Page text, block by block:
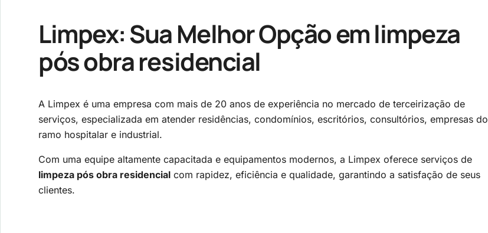
Limpex: Sua Melhor Opção emlimpeza
pós obra residencial
A Limpex é uma empresa com mais de 20 anos de experiência no mercado de terceirização de
serviços, especializada em atender residências, condomínios, escritórios, consultórios, empresas do
ramo hospitalar e industrial.
Com uma equipe altamente capacitada e equipamentos modernos, a Limpex oferece serviços de
limpeza pós obra residencial com rapidez, eficiência e qualidade, garantindo a satisfação de seus
clientes.